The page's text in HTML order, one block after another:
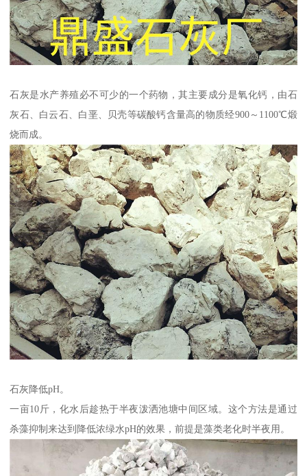
石灰是水产养殖必不可少的一个药物，其主要成分是氧化钙，由石
灰石、白云石、白垩、贝壳等碳酸钙含量高的物质经900～1100℃煅
烧而成。
石灰降低pH。
一亩10斤，化水后趁热于半夜泼洒池塘中间区域。这个方法是通过
杀藻抑制来达到降低浓绿水pH的效果，前提是藻类老化时半夜用。